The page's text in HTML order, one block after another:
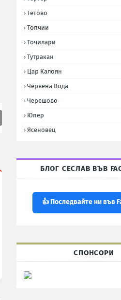
Тетово
Топчии
Точилари
Тутракан
Цар Калоян
Червена Вода
Черешово
Юпер
Ясеновец
БЛОГ СЕСЛАВ ВЪВ
👍 Последвайте ни във
СПОНСОРИ